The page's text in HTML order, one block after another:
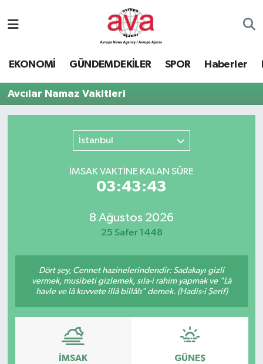
EKONOMİ GÜNDEMDEKİLER SPOR Haberler
Avcılar Namaz Vakitleri
İstanbul
İMSAK VAKTİNE KALAN SÜRE
03:43:43
8 Ağustos 2026
25 Safer 1448
Dört şey, Cennet hazinelerindendir: Sadakayı gizli
vermek, musibeti gizlemek, sıla-i rahim yapmak ve "Lâ
havle ve lâ kuvvete illâ billâh" demek. (Hadis-i Şerif)
İMSAK GÜNEŞ
Nöbetçi Eczaneler
Namaz Vakitleri
Trafik Durumu
Süper Lig Puan Durumu ve Fikstür
Tüm Manşetler
Son Dakika Haberleri
Haber Arşivi